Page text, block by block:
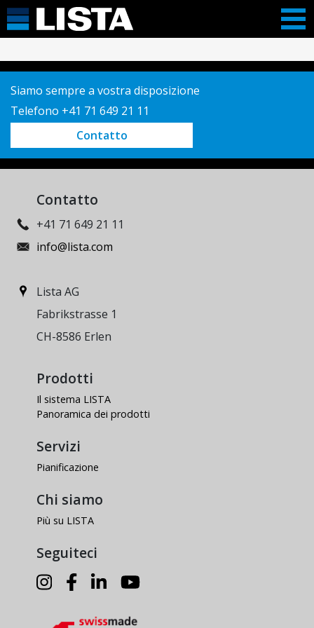
Siamo sempre a vostra disposizione
Telefono +41 71 649 21 11
Contatto
Contatto
+41 71 649 21 11
info@lista.com
Lista AG
Fabrikstrasse 1
CH-8586 Erlen
Prodotti
Il sistema LISTA
Panoramica dei prodotti
Servizi
Pianificazione
Chi siamo
Più su LISTA
Seguiteci